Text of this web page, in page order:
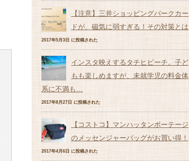
【注意】三井ショッピングパークカー
ドが、磁気に弱すぎる！その対策とは
2017年5月3日 に投稿された
インスタ映えするタチヒビーチ。子ど
もも楽しめますが、未就学児の料金体
系に不満も…
2017年8月27日 に投稿された
【コストコ】マンハッタンポーテージ
のメッセンジャーバッグがお買い得！
2017年4月6日 に投稿された